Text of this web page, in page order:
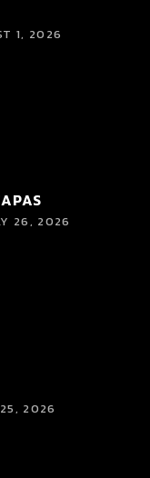
1, 2026
26, 2026
2026